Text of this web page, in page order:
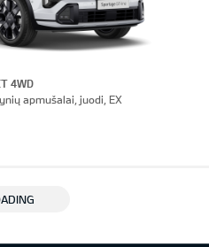
4WD
apmušalai, juodi, EX